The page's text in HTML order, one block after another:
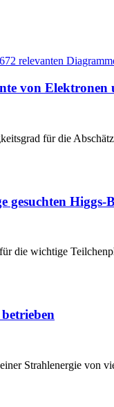
von
für die
gesuchten Higgs-
die wichtige
Strahlenergie